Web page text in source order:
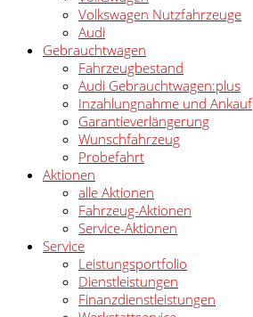
Volkswagen Nutzfahrzeuge
Audi
Gebrauchtwagen
Fahrzeugbestand
Audi Gebrauchtwagen:plus
Inzahlungnahme und Ankauf
Garantieverlängerung
Wunschfahrzeug
Probefahrt
Aktionen
alle Aktionen
Fahrzeug-Aktionen
Service-Aktionen
Service
Leistungsportfolio
Dienstleistungen
Finanzdienstleistungen